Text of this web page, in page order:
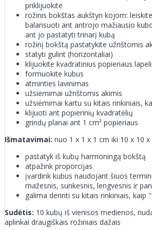
priklijuokite
rožinis bokštas aukštyn kojom:
balansuoti ant antrojo mažiausio
ant jo pastatyti trinarį kubą
rožinį bokštą pastatykite užrištomis
statyti gulint (horizontaliai)
klijuokite kvadratinius popieriaus
formuokite kubus
atminties lavinimas
užsiėmimai užrištomis akimis
užsiėmimai kartu su kitais rinkiniais,
klijuoti ant popierinių kvadratėlių
grindų planai ant 1 cm² popieriaus
Išmatavimai: nuo 1 x 1 x 1 cm iki 10 x 10 x
pastatyk iš kubų harmoningą bokštą
atpažink proporcijas
įvardink kubus naudojant šiuos
mažesnis, sunkesnis, lengvesnis ir
galima derinti su kitais rinkiniais, kaip
Sudėtis: 10 kubų iš vienisos medienos,
aplinkai draugiškais rožiniais dažais